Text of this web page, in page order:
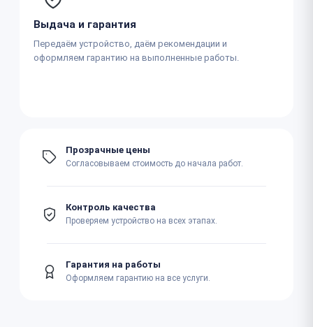
Выдача и гарантия
Передаём устройство, даём рекомендации и
оформляем гарантию на выполненные работы.
Прозрачные цены
Согласовываем стоимость до начала работ.
Контроль качества
Проверяем устройство на всех этапах.
Гарантия на работы
Оформляем гарантию на все услуги.